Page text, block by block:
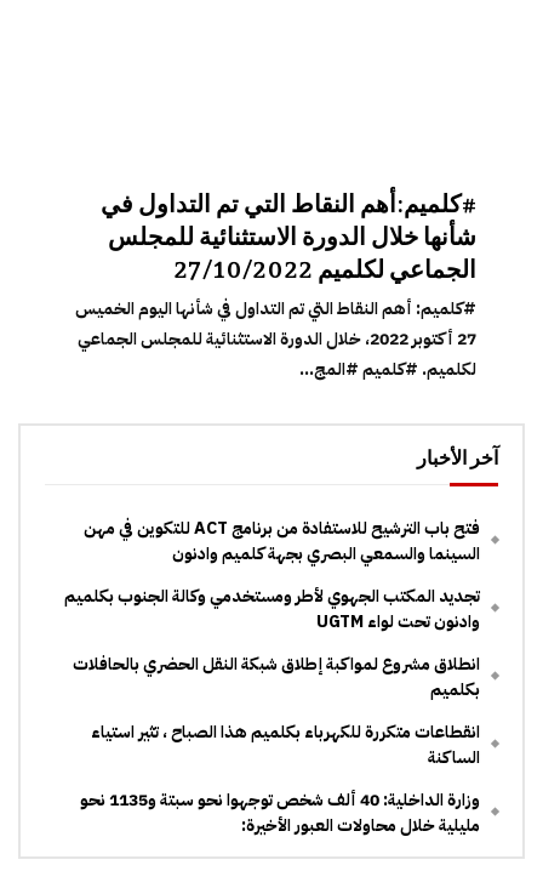
#كلميم:أهم النقاط التي تم التداول في
شأنها خلال الدورة الاستثنائية للمجلس
الجماعي لكلميم 27/10/2022
#كلميم: أهم النقاط التي تم التداول في شأنها اليوم الخميس
27 أكتوبر 2022، خلال الدورة الاستثنائية للمجلس الجماعي
لكلميم. #كلميم #المج...
آخر الأخبار
فتح باب الترشيح للاستفادة من برنامج ACT للتكوين في مهن
السينما والسمعي البصري بجهة كلميم وادنون
تجديد المكتب الجهوي لأطر ومستخدمي وكالة الجنوب بكلميم
وادنون تحت لواء UGTM
انطلاق مشروع لمواكبة إطلاق شبكة النقل الحضري بالحافلات
بكلميم
انقطاعات متكررة للكهرباء بكلميم هذا الصباح ، تثير استياء
الساكنة
وزارة الداخلية: 40 ألف شخص توجهوا نحو سبتة و1135 نحو
مليلية خلال محاولات العبور الأخيرة: